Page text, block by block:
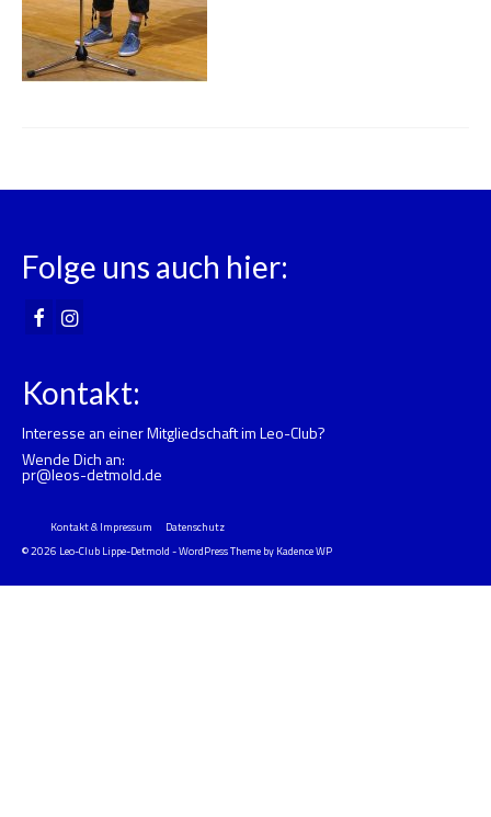
Folge uns auch hier:
Kontakt:
Interesse an einer Mitgliedschaft im Leo-Club?
Wende Dich an:
pr@leos-detmold.de
Kontakt & Impressum
Datenschutz
© 2026 Leo-Club Lippe-Detmold - WordPress Theme by Kadence WP